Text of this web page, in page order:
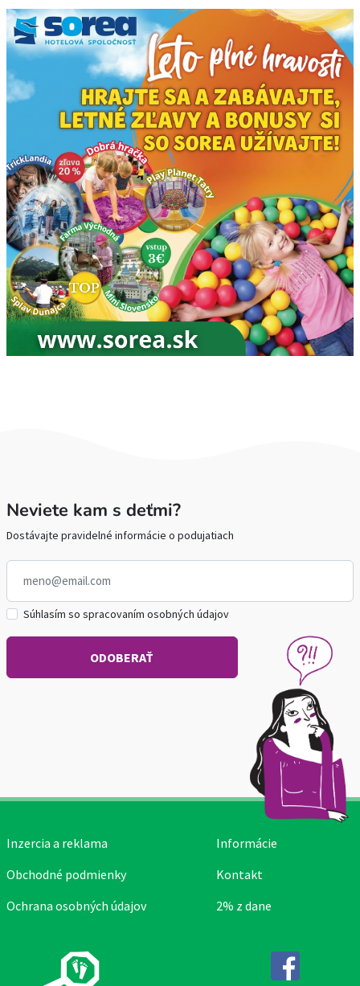
Neviete kam s deťmi?
Dostávajte pravidelné informácie o podujatiach
Súhlasím so spracovaním osobných údajov
Inzercia a reklama
Obchodné podmienky
Ochrana osobných údajov
Informácie
Kontakt
2% z dane